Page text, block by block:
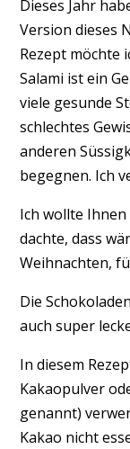
Dieses Jahr
Version dieses
Rezept möchte
Salami ist ein
viele gesunde
schlechtes
anderen
begegnen. Ich
Ich wollte
dachte, dass
Weihnachten,
Die
auch super
In diesem
Kakaopulver
genannt)
Kakao nicht